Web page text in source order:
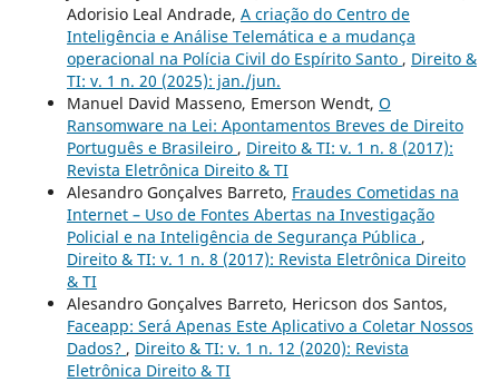
Adorisio Leal Andrade, A criação do Centro de
Inteligência e Análise Telemática e a mudança
operacional na Polícia Civil do Espírito Santo , Direito &
TI: v. 1 n. 20 (2025): jan./jun.
Manuel David Masseno, Emerson Wendt, O
Ransomware na Lei: Apontamentos Breves de Direito
Português e Brasileiro , Direito & TI: v. 1 n. 8 (2017):
Revista Eletrônica Direito & TI
Alesandro Gonçalves Barreto, Fraudes Cometidas na
Internet – Uso de Fontes Abertas na Investigação
Policial e na Inteligência de Segurança Pública ,
Direito & TI: v. 1 n. 8 (2017): Revista Eletrônica Direito
& TI
Alesandro Gonçalves Barreto, Hericson dos Santos,
Faceapp: Será Apenas Este Aplicativo a Coletar Nossos
Dados? , Direito & TI: v. 1 n. 12 (2020): Revista
Eletrônica Direito & TI